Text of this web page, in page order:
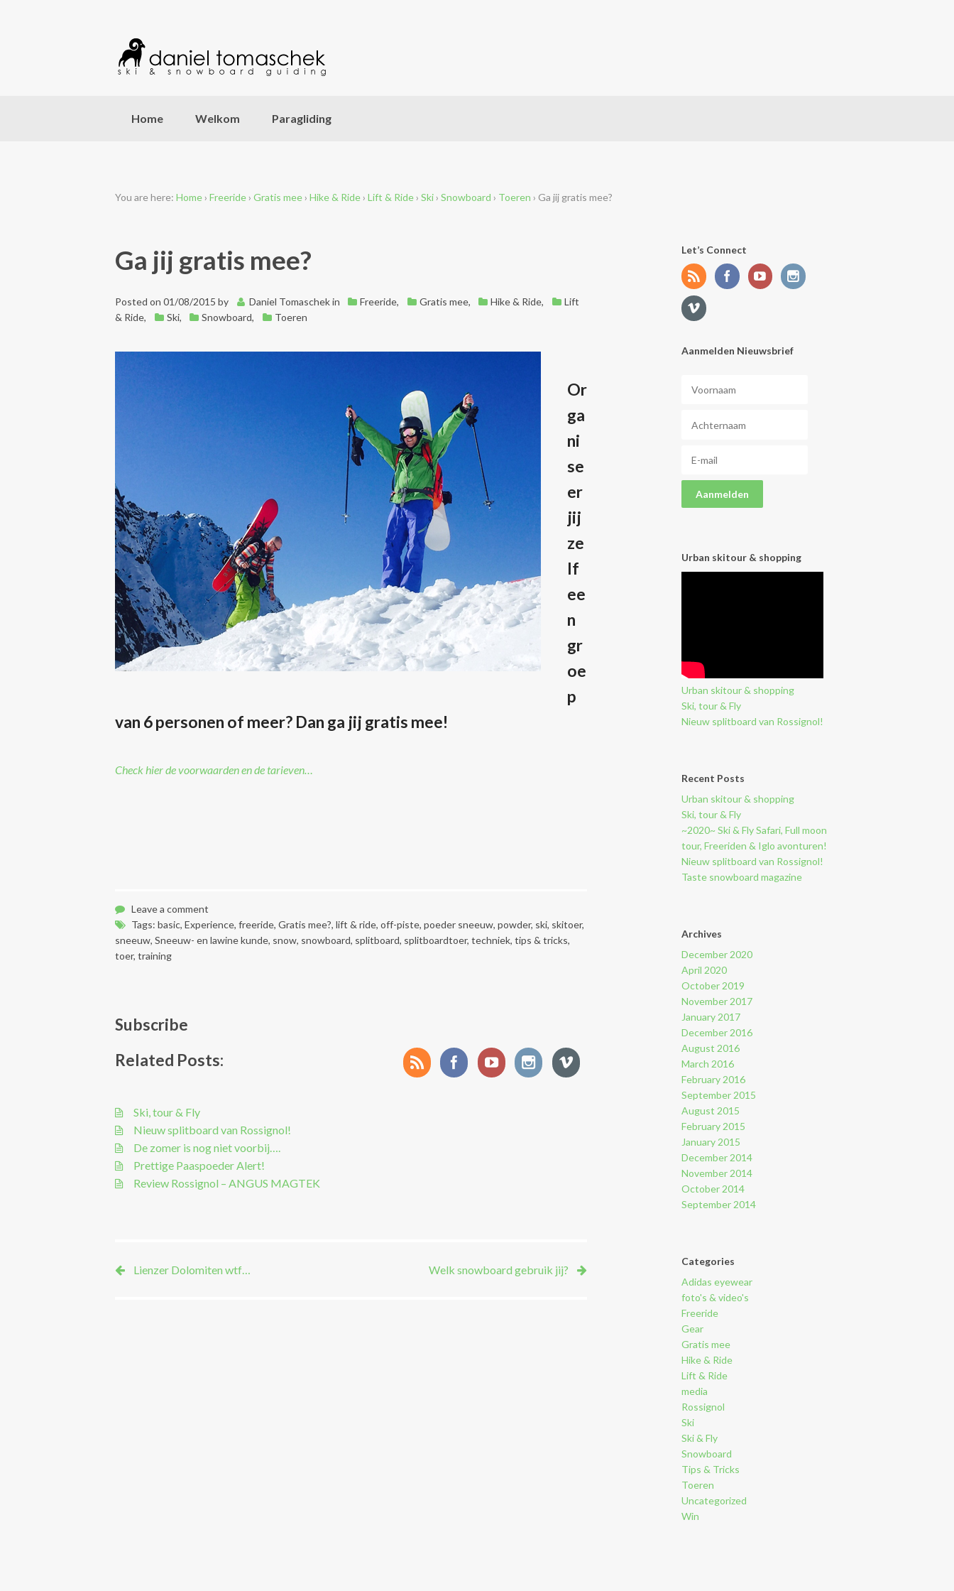
Home Welkom Paragliding
You are here: Home › Freeride › Gratis mee › Hike & Ride › Lift & Ride › Ski › Snowboard › Toeren › Ga jij gratis mee?
Ga jij gratis mee?
Posted on 01/08/2015 by Daniel Tomaschekin Freeride, Gratis mee, Hike & Ride,
Lift
& Ride, Ski, Snowboard, Toeren
Or
ga
ni
se
er
jij
ze
lf
ee
n
gr
oe
p
van 6 personen of meer? Dan ga jij gratis mee!
Check hier de voorwaarden en de tarieven…
Leave a comment
Tags: basic, Experience, freeride, Gratis mee?, lift & ride, off-piste, poeder sneeuw, powder, ski, skitoer,
sneeuw,Sneeuw- en lawine kunde, snow, snowboard, splitboard, splitboardtoer,techniek,tips & tricks,
toer,training
Subscribe
Related Posts:
Ski, tour & Fly
Nieuw splitboard van Rossignol!
De zomer is nog niet voorbij….
Prettige Paaspoeder Alert!
Review Rossignol – ANGUS MAGTEK
Lienzer Dolomiten wtf… Welk snowboard gebruik jij?
Let’s Connect
Aanmelden Nieuwsbrief
Urban skitour & shopping
Urban skitour & shopping
Ski, tour & Fly
Nieuw splitboard van Rossignol!
Recent Posts
Urban skitour & shopping
Ski, tour & Fly
~2020~ Ski & Fly Safari, Full moon
tour, Freeriden & Iglo avonturen!
Nieuw splitboard van Rossignol!
Taste snowboard magazine
Archives
December 2020
April 2020
October 2019
November 2017
January 2017
December 2016
August 2016
March 2016
February 2016
September 2015
August 2015
February 2015
January 2015
December 2014
November 2014
October 2014
September 2014
Categories
Adidas eyewear
foto's & video's
Freeride
Gear
Gratis mee
Hike & Ride
Lift & Ride
media
Rossignol
Ski
Ski & Fly
Snowboard
Tips & Tricks
Toeren
Uncategorized
Win